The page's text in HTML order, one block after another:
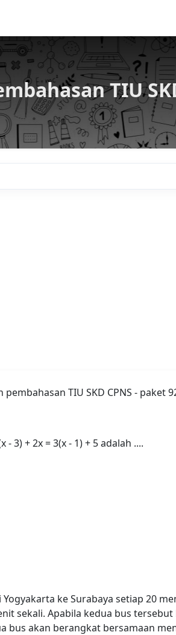
TIU
TIU SKD CPNS - paket
3) + 2x = 3(x - 1) + 5 adalah ....
ke Surabaya setiap 20
sekali. Apabila kedua bus
bus akan berangkat bersamaan